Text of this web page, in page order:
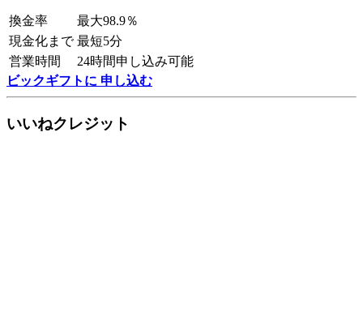
換金率
最大98.9％
現金化まで 最短5分
営業時間
24時間申し込み可能
ビックギフトに 申し込む
いいねクレジット